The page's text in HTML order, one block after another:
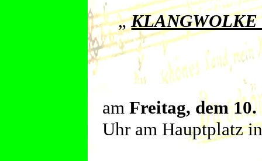
„
amFreitag, dem
Uhr am Hauptplatz